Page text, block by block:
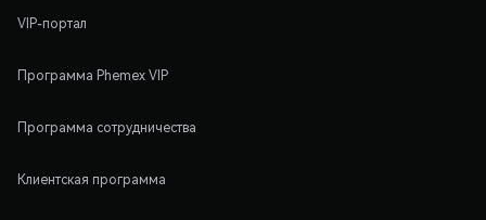
VIP-портал
Программа Phemex VIP
Программа сотрудничества
Клиентская программа